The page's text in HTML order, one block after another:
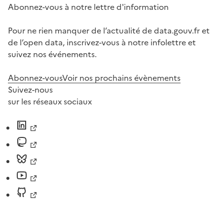
Abonnez-vous à notre lettre d'information
Pour ne rien manquer de l’actualité de data.gouv.fr et
de l’open data, inscrivez-vous à notre infolettre et
suivez nos événements.
Abonnez-vousVoir nos prochains évènements
Suivez-nous
sur les réseaux sociaux